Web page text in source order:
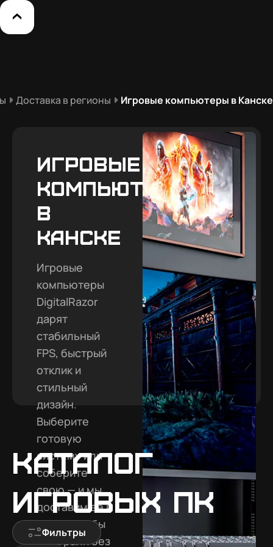
Доставка в регионы Игровые компьютеры в Канске
Игровые
компьютеры
в
Канске
Игровые
компьютеры
DigitalRazor
дарят
стабильный
FPS, быстрый
отклик и
стильный
дизайн.
Выберите
готовую
систему или
соберите
свою — и мы
доставим её в
Канск, чтобы
вы играли без
Каталог
игровых ПК
Фильтры